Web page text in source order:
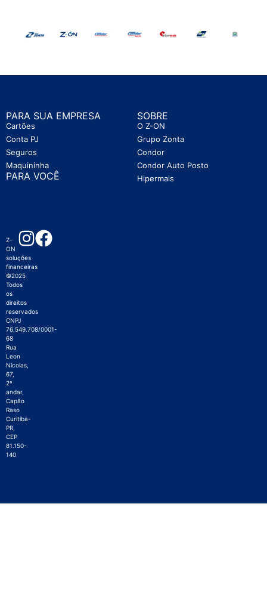
PARA SUA EMPRESA
Cartões
Conta PJ
Seguros
Maquininha
PARA VOCÊ
SOBRE
O Z-ON
Grupo Zonta
Condor
Condor Auto Posto
Hipermais
Z-
ON
soluções
financeiras
©2025
Todos
os
direitos
reservados
CNPJ
76.549.708/0001-
68
Rua
Leon
Nícolas,
67,
2º
andar,
Capão
Raso
Curitiba-
PR,
CEP
81.150-
140